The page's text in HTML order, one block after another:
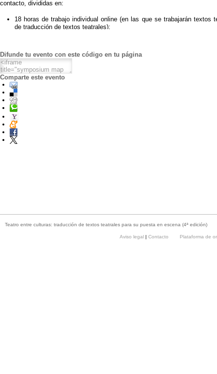
contacto, divididas en:
18 horas de trabajo individual online (en las que se trabajarán textos
de traducción de textos teatrales);
directa de las profesoras en sesiones sincrónicas; o bien en modalidad
12 horas de trabajo presencial en la USAL a lo largo de la segunda
que se utilizarán para realizar las actividades relacionadas
escena (conceptuación de la presentación, ensayos artísticos y
Previsiblemente 26 de mayo se realizará la puesta en escena del
clase en una lectura dramatizada en el Teatro Juan del Enzina
horas de función).
Difunde tu evento con este código en tu página
Comparte este evento
Teatro entre culturas: traducción de textos teatrales para su puesta en escena (4ª edición)
Aviso legal | Contacto Plataforma de